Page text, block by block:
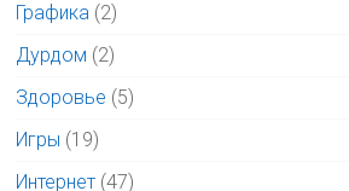
Графика (2)
Дурдом (2)
Здоровье (5)
Игры (19)
Интернет (47)